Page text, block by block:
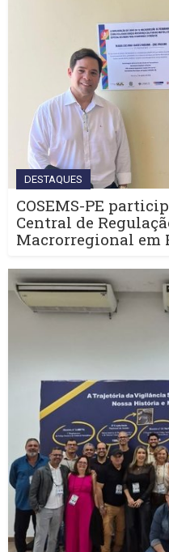
DESTAQUES
COSEMS-PE
Central de
Macrorregional em